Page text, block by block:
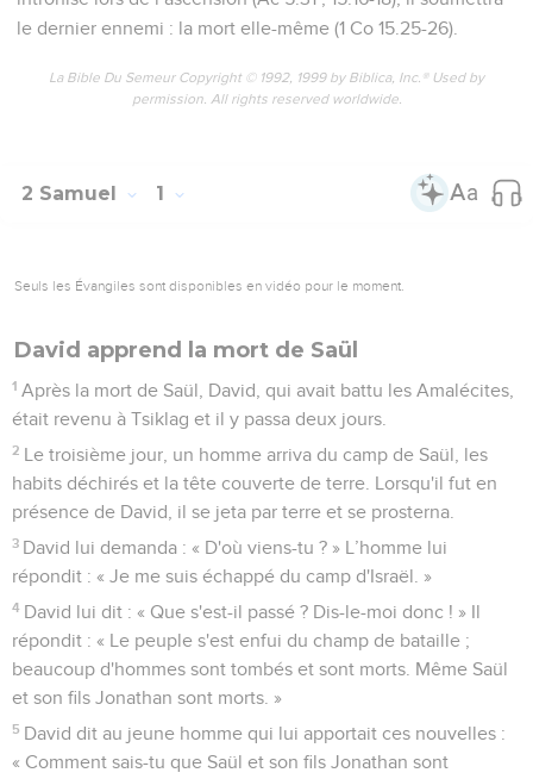
le dernier ennemi : la mort elle-même (1 Co 15.25-26).
La Bible Du Semeur Copyright © 1992, 1999 by Biblica, Inc.® Used by
permission. All rights reserved worldwide.
2 Samuel 1
Seuls les Évangiles sont disponibles en vidéo pour le moment.
David apprend la mort de Saül
1 Après la mort de Saül, David, qui avait battu les Amalécites,
était revenu à Tsiklag et il y passa deux jours.
2 Le troisième jour, un homme arriva du camp de Saül, les
habits déchirés et la tête couverte de terre. Lorsqu'il fut en
présence de David, il se jeta par terre et se prosterna.
3 David lui demanda : « D'où viens-tu ? » L’homme lui
répondit : « Je me suis échappé du camp d'Israël. »
4 David lui dit : « Que s'est-il passé ? Dis-le-moi donc ! » Il
répondit : « Le peuple s'est enfui du champ de bataille ;
beaucoup d'hommes sont tombés et sont morts. Même Saül
et son fils Jonathan sont morts. »
5 David dit au jeune homme qui lui apportait ces nouvelles :
« Comment sais-tu que Saül et son fils Jonathan sont